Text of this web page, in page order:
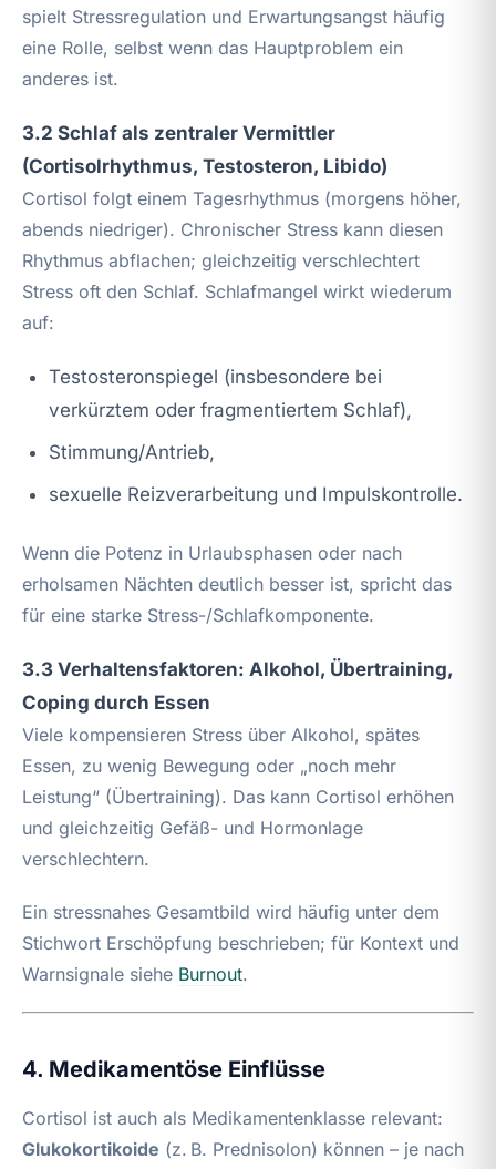
spielt Stressregulation und Erwartungsangst häufig
eine Rolle, selbst wenn das Hauptproblem ein
anderes ist.
3.2 Schlaf als zentraler Vermittler
(Cortisolrhythmus, Testosteron, Libido)
Cortisol folgt einem Tagesrhythmus (morgens höher,
abends niedriger). Chronischer Stress kann diesen
Rhythmus abflachen; gleichzeitig verschlechtert
Stress oft den Schlaf. Schlafmangel wirkt wiederum
auf:
Testosteronspiegel (insbesondere bei
verkürztem oder fragmentiertem Schlaf),
Stimmung/Antrieb,
sexuelle Reizverarbeitung und Impulskontrolle.
Wenn die Potenz in Urlaubsphasen oder nach
erholsamen Nächten deutlich besser ist, spricht das
für eine starke Stress-/Schlafkomponente.
3.3 Verhaltensfaktoren: Alkohol, Übertraining,
Coping durch Essen
Viele kompensieren Stress über Alkohol, spätes
Essen, zu wenig Bewegung oder „noch mehr
Leistung“ (Übertraining). Das kann Cortisol erhöhen
und gleichzeitig Gefäß- und Hormonlage
verschlechtern.
Ein stressnahes Gesamtbild wird häufig unter dem
Stichwort Erschöpfung beschrieben; für Kontext und
Warnsignale siehe Burnout.
4. Medikamentöse Einflüsse
Cortisol ist auch als Medikamentenklasse relevant:
Glukokortikoide (z. B. Prednisolon) können – je nach